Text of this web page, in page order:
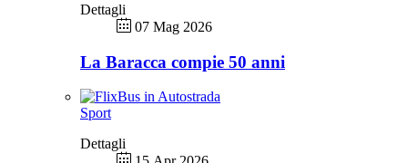
Dettagli
07 Mag 2026
La Baracca compie 50 anni
Sport
Dettagli